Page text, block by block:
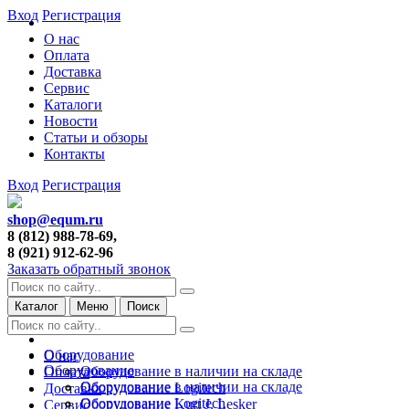
О нас
Оплата
Доставка
Сервис
Каталоги
Новости
Статьи и обзоры
Контакты
Вход Регистрация
Вход Регистрация
shop@equm.ru
8 (812) 988-78-69,
8 (921) 912-62-96
Заказать обратный звонок
Каталог Меню Поиск
О нас
Оплата
Доставка
Сервис
Оборудование
Оборудование в наличии на складе
Оборудование Logitech
Оборудование Kurt J. Lesker
Оборудование
Оборудование в наличии на складе
Оборудование Logitech